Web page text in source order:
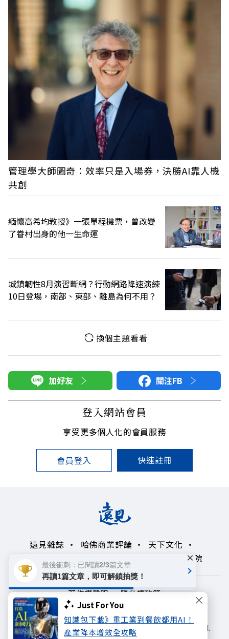
Just For You
知識包下載》重工業到餐飲都用AI！
產業降本增效全攻略
管理學大師圖奇：效率只是入場券，決勝AI靠人機
共創
緬懷高希均教授》一張單程機票，曾改變
了眷村出身的他一生命運
城鎮韌性8月演習斷網？行動網路降速演練
10日登場，南部、東部、離島為何不用？
換個主題看看
加好友 關注FB
登入網站會員
享受更多個人化的會員服務
會員登入 快速註冊
遠見雜誌 哈佛商業評論
天下文化
未來親子學習平台
50+ 領導影響力學院
著作權聲明
隱私權政策
Copyright© 1999~2026
遠見天下文化出版股份有限公司. All rights reserved.
最後衝刺：已閱讀2/3篇文章
再讀1篇文章，即可解鎖抽獎！
×